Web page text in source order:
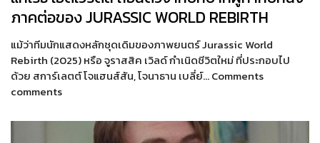
ภาคต่อของ JURASSIC WORLD REBIRTH
แม้ว่าทีมนักแสดงหลักชุดเดิมของภาพยนตร์ Jurassic World
Rebirth (2025) หรือ จูราสสิค เวิลด์ กำเนิดชีวิตใหม่ ที่ประกอบไป
ด้วย สการ์เลตต์ โจแฮนส์สัน, โจนาธาน เบลี่ย์… Comments
comments